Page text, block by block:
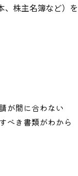
、株主名簿など）を
が間に合わない
べき書類がわから